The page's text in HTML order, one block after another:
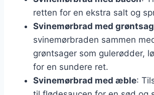
retten for en ekstra salt og
Svinemørbrad med
svinemørbraden sammen
grøntsager som gulerødder,
for en sundere ret.
Svinemørbrad med æble: